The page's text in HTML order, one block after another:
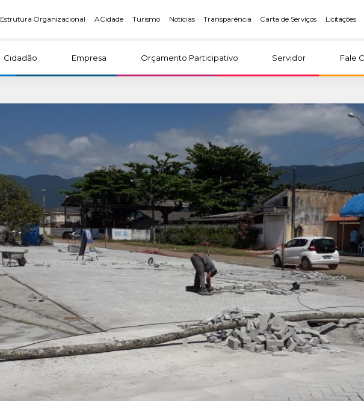
Estrutura Organizacional A Cidade Turismo Notícias Transparência Carta de Serviços Licitações
Cidadão Empresa Orçamento Participativo Servidor Fale